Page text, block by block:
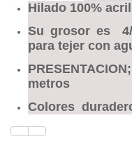
Hilado 100%
Su grosor es 4/
para tejer con
metros
Colores